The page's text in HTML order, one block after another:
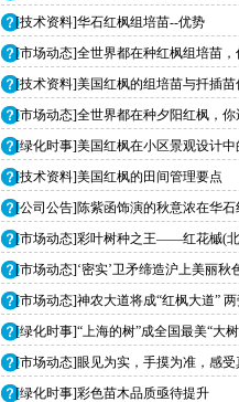
[技术资料]华石红枫组培苗--优势
[市场动态]全世界都在种红枫组培苗，
[技术资料]美国红枫的组培苗与扦插苗
[市场动态]全世界都在种夕阳红枫，你
[绿化时事]美国红枫在小区景观设计中
[技术资料]美国红枫的田间管理要点
[公司公告]陈紫函饰演的秋意浓在华石
[市场动态]彩叶树种之王——红花槭(
[市场动态]‘密实’卫矛缔造沪上美丽秋
[市场动态]神农大道将成“红枫大道”
[绿化时事]“上海的树”成全国最美“大树
[市场动态]眼见为实，手摸为准，感受
[绿化时事]彩色苗木品质亟待提升